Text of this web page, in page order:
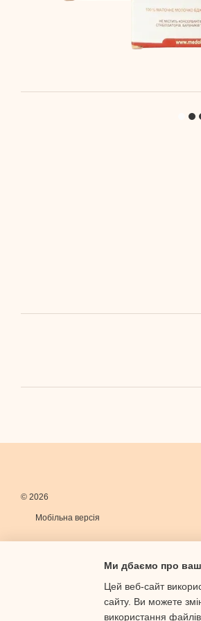
© 2026
Мобільна версія
Ми дбаємо про
Цей веб-сайт
сайту. Ви можете
використання